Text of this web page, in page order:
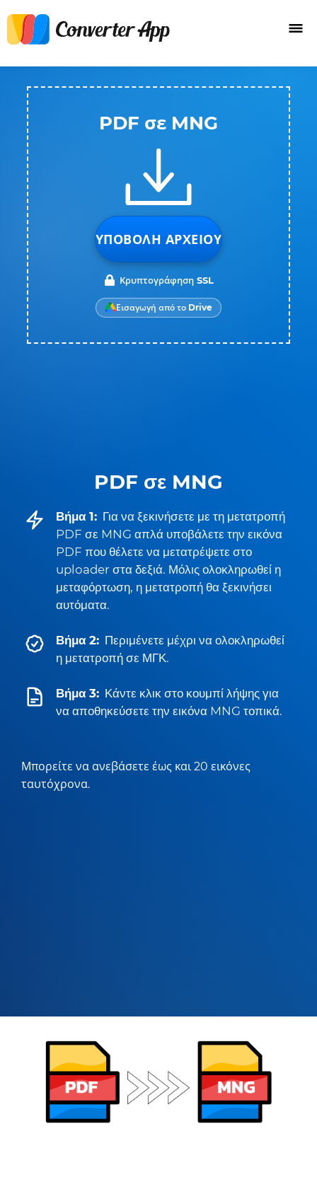
PDF σε MNG
Βήμα 1: Για να ξεκινήσετε με τη μετατροπή
PDF σε MNG απλά υποβάλετε την εικόνα
PDF που θέλετε να μετατρέψετε στο
uploader στα δεξιά. Μόλις ολοκληρωθεί η
μεταφόρτωση, η μετατροπή θα ξεκινήσει
αυτόματα.
Βήμα 2: Περιμένετε μέχρι να ολοκληρωθεί
η μετατροπή σε ΜΓΚ.
Βήμα 3: Κάντε κλικ στο κουμπί λήψης για
να αποθηκεύσετε την εικόνα MNG τοπικά.
Μπορείτε να ανεβάσετε έως και 20 εικόνες
ταυτόχρονα.
PDF σε MNG
ΥΠΟΒΟΛΉ ΑΡΧΕΊΟΥ
Κρυπτογράφηση SSL
Εισαγωγή από το Drive